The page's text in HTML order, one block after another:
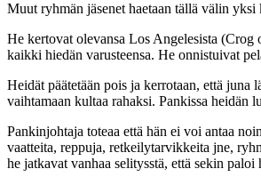
Muut ryhmän jäsenet haetaan tällä välin
He kertovat olevansa Los Angelesista
kaikki hiedän varusteensa. He onnistuivat
Heidät päätetään pois ja kerrotaan, että juna
vaihtamaan kultaa rahaksi. Pankissa heidän
Pankinjohtaja toteaa että hän ei voi antaa
vaatteita, reppuja, retkeilytarvikkeita jne,
he jatkavat vanhaa selitysstä, että sekin